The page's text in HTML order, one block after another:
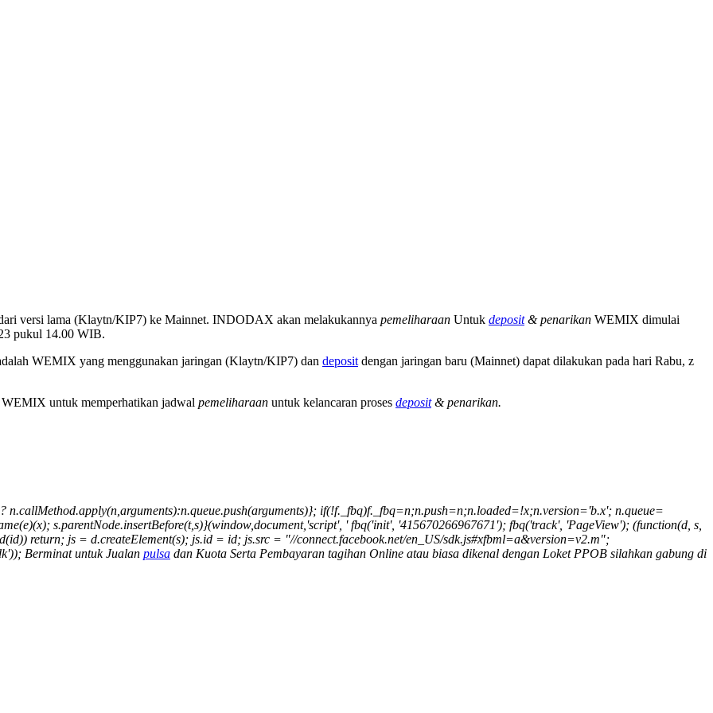
versi lama (Klaytn/KIP7) ke Mainnet. INDODAX akan melakukannya pemeliharaan Untuk deposit& penarikan WEMIX dimulai
pukul 14.00 WIB.
WEMIX yang menggunakan jaringan (Klaytn/KIP7) dan deposit dengan jaringan baru (Mainnet) dapat dilakukan pada hari Rabu, z
untuk memperhatikan jadwal pemeliharaan untuk kelancaran proses deposit& penarikan.
if(!f._fbq)f._fbq=n;n.push=n;n.loaded=!x;n.version='b.x'; n.queue=
s.parentNode.insertBefore(t,s)}(window,document,'script', ' fbq('init', '415670266967671'); fbq('track', 'PageView'); (function(d, s,
return; js = d.createElement(s); js.id = id; js.src = "//connect.facebook.net/en_US/sdk.js#xfbml=a&version=v2.m";
Berminat untuk Jualan pulsa dan Kuota Serta Pembayaran tagihan Online atau biasa dikenal dengan Loket PPOB silahkan gabung di